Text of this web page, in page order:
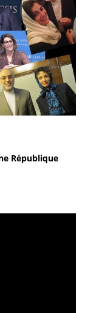
République